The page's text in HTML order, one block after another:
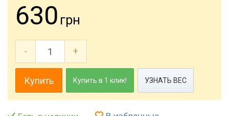
630 грн
- +
Купить Купить в 1 клик! УЗНАТЬ ВЕС